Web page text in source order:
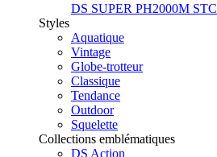
DS SUPER PH2000M STC
Styles
Aquatique
Vintage
Globe-trotteur
Classique
Tendance
Outdoor
Squelette
Collections emblématiques
DS Action